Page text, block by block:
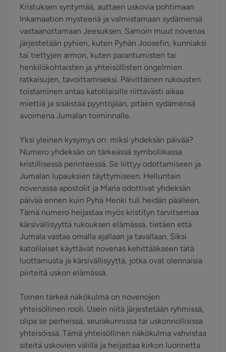
Kristuksen syntymää, auttaen uskovia pohtimaan
Inkarnaation mysteeriä ja valmistamaan sydämensä
vastaanottamaan Jeesuksen. Samoin muut novenas
järjestetään pyhien, kuten Pyhän Joosefin, kunniaksi
tai tiettyjen armon, kuten parantumisten tai
henkilökohtaisten ja yhteisöllisten ongelmien
ratkaisujen, tavoittamiseksi. Päivittäinen rukousten
toistaminen antaa katolilaisille riittävästi aikaa
miettiä ja sisäistää pyyntöjään, pitäen sydämensä
avoimena Jumalan toiminnalle.
Yksi yleinen kysymys on: miksi yhdeksän päivää?
Numero yhdeksän on tärkeässä symboliikassa
kristillisessä perinteessä. Se liittyy odottamiseen ja
Jumalan lupauksien täyttymiseen. Helluntain
novenassa apostolit ja Maria odottivat yhdeksän
päivää ennen kuin Pyhä Henki tuli heidän päälleen.
Tämä numero heijastaa myös kristityn tarvitsemaa
kärsivällisyyttä rukouksen elämässä, tietäen että
Jumala vastaa omalla ajallaan ja tavallaan. Siksi
katolilaiset käyttävät novenas kehittääkseen tätä
luottamusta ja kärsivällisyyttä, jotka ovat olennaisia
piirteitä uskon elämässä.
Toinen tärkeä näkökulma on novenojen
yhteisöllinen rooli. Usein niitä järjestetään ryhmissä,
olipa se perheissä, seurakunnissa tai uskonnollisissa
yhteisöissä. Tämä yhteisöllinen näkökulma vahvistaa
siteitä uskovien välillä ja heijastaa kirkon luonnetta